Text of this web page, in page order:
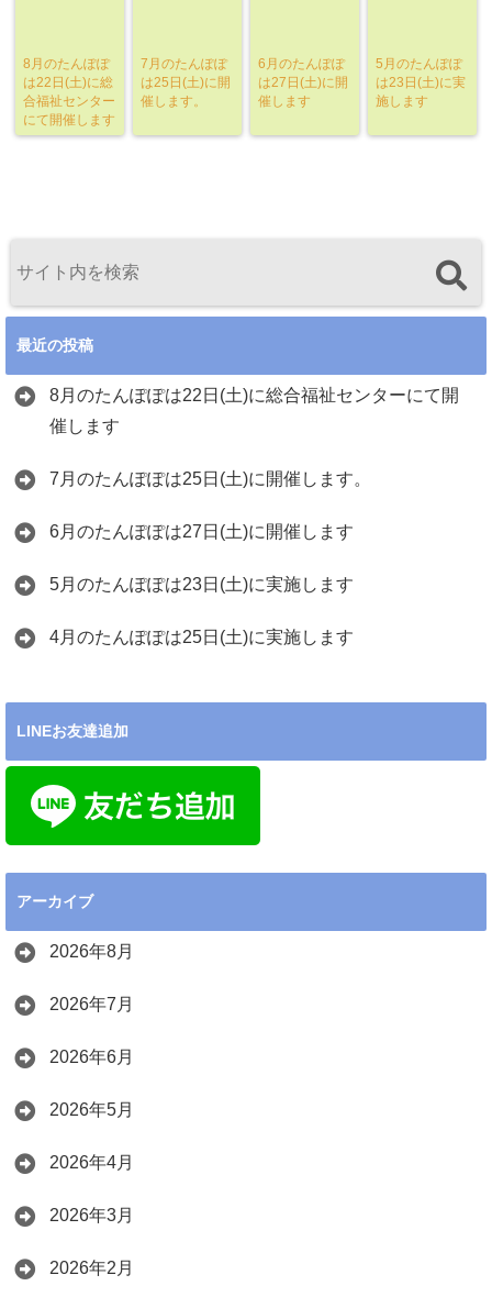
8月のたんぽぽ
は22日(土)に総
合福祉センター
にて開催します
7月のたんぽぽ
は25日(土)に開
催します。
6月のたんぽぽ
は27日(土)に開
催します
5月のたんぽぽ
は23日(土)に実
施します
最近の投稿
8月のたんぽぽは22日(土)に総合福祉センターにて開
催します
7月のたんぽぽは25日(土)に開催します。
6月のたんぽぽは27日(土)に開催します
5月のたんぽぽは23日(土)に実施します
4月のたんぽぽは25日(土)に実施します
LINEお友達追加
アーカイブ
2026年8月
2026年7月
2026年6月
2026年5月
2026年4月
2026年3月
2026年2月